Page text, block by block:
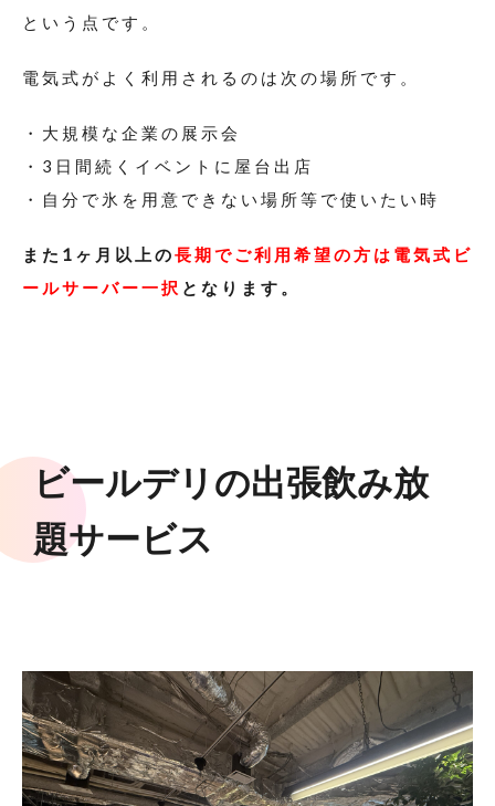
という点です。
電気式がよく利用されるのは次の場所です。
・大規模な企業の展示会
・3日間続くイベントに屋台出店
・自分で氷を用意できない場所等で使いたい時
また1ヶ月以上の長期でご利用希望の方は電気式ビ
ールサーバー一択 となります。
ビールデリの出張飲み放
題サービス